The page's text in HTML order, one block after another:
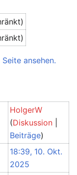
ansehen.
HolgerW
(Diskussion
Beiträge)
18:39, 10. Okt.
2025